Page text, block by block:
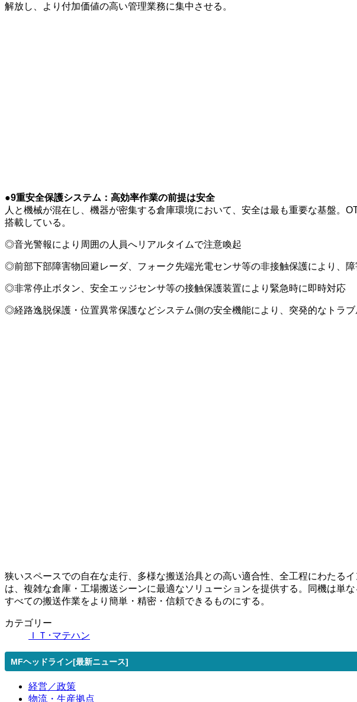
解放し、より付加価値の高い管理業務に集中させる。
●9重安全保護システム：高効率作業の前提は安全
人と機械が混在し、機器が密集する倉庫環境において、安全は最も重要な基盤。
搭載している。
◎音光警報により周囲の人員へリアルタイムで注意喚起
◎前部下部障害物回避レーダ、フォーク先端光電センサ等の非接触保護により、
◎非常停止ボタン、安全エッジセンサ等の接触保護装置により緊急時に即時対応
◎経路逸脱保護・位置異常保護などシステム側の安全機能により、突発的なトラ
狭いスペースでの自在な走行、多様な搬送治具との高い適合性、全工程にわたる
は、複雑な倉庫・工場搬送シーンに最適なソリューションを提供する。同機は単
すべての搬送作業をより簡単・精密・信頼できるものにする。
カテゴリー
ＩＴ･マテハン
MFヘッドライン[最新ニュース]
経営／政策
物流・生産拠点